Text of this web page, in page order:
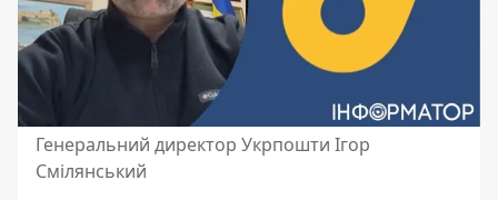
Генеральний директор Укрпошти Ігор
Смілянський